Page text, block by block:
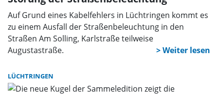
Auf Grund eines Kabelfehlers in Lüchtringen kommt es
zu einem Ausfall der Straßenbeleuchtung in den
Straßen Am Solling, Karlstraße teilweise
Augustastraße.
LÜCHTRINGEN